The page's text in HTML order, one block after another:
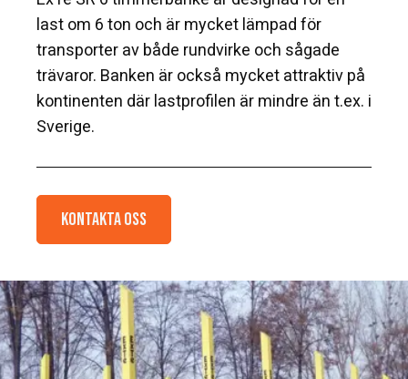
last om 6 ton och är mycket lämpad för
transporter av både rundvirke och sågade
trävaror. Banken är också mycket attraktiv på
kontinenten där lastprofilen är mindre än t.ex. i
Sverige.
Kontakta oss